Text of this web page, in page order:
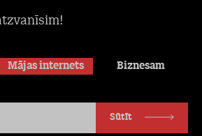
Mājas internets Biznesam
Sūtīt